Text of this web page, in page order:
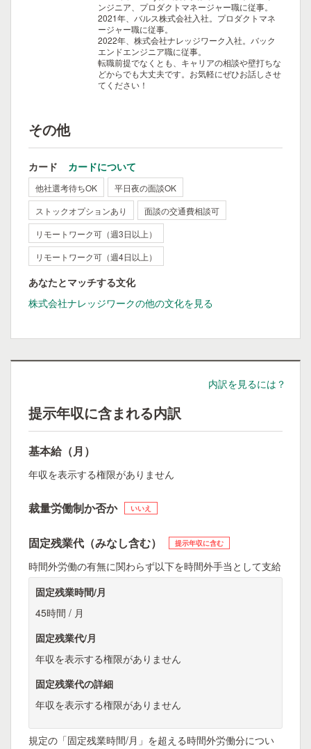
ンジニア、プロダクトマネージャー職に従事。
2021年、バルス株式会社入社。プロダクトマネ
ージャー職に従事。
2022年、株式会社ナレッジワーク入社。バック
エンドエンジニア職に従事。
転職前提でなくとも、キャリアの相談や壁打ちな
どからでも大丈夫です。お気軽にぜひお話しさせ
てください！
その他
カード カードについて
他社選考待ちOK
平日夜の面談OK
ストックオプションあり
面談の交通費相談可
リモートワーク可（週3日以上）
リモートワーク可（週4日以上）
あなたとマッチする文化
株式会社ナレッジワークの他の文化を見る
内訳を見るには？
提示年収に含まれる内訳
基本給（月）
年収を表示する権限がありません
裁量労働制か否か いいえ
固定残業代（みなし含む） 提示年収に含む
時間外労働の有無に関わらず以下を時間外手当として支給
固定残業時間/月
45時間 / 月
固定残業代/月
年収を表示する権限がありません
固定残業代の詳細
年収を表示する権限がありません
規定の「固定残業時間/月」を超える時間外労働分につい